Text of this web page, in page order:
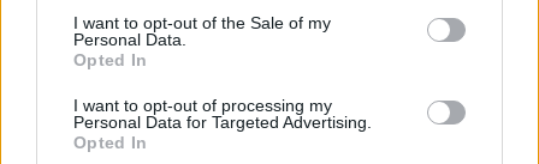
I want to opt-out of the Sale of my
Personal Data.
Opted In
I want to opt-out of processing my
Personal Data for Targeted Advertising.
Opted In